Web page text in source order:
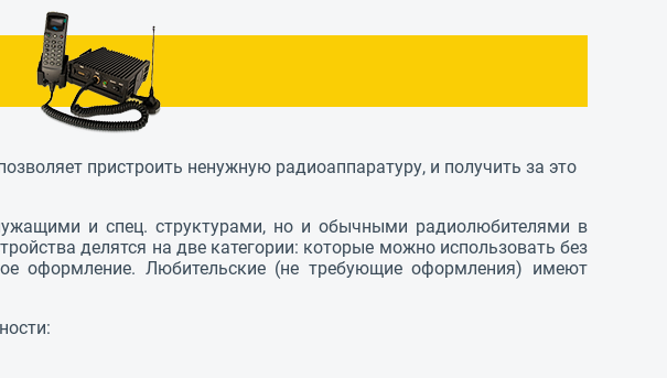
пристроить ненужную радиоаппаратуру, и получить за это
и спец. структурами, но и обычными радиолюбителями в
делятся на две категории: которые можно использовать без
оформление. Любительские (не требующие оформления) имеют